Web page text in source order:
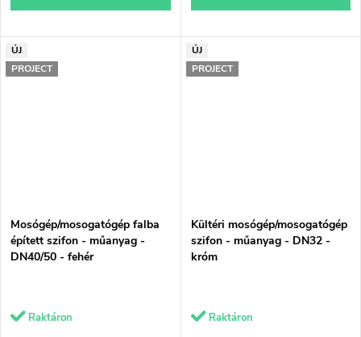
ÚJ
PROJECT
Mosógép/mosogatógép falba
épített szifon - műanyag -
DN40/50 - fehér
Raktáron
ÚJ
PROJECT
Kültéri mosógép/mosogatógép
szifon - műanyag - DN32 -
króm
Raktáron